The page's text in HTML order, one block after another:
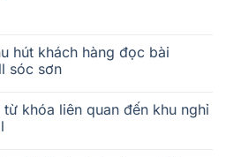
hút khách hàng đọc bài
sóc sơn
khóa liên quan đến khu nghỉ